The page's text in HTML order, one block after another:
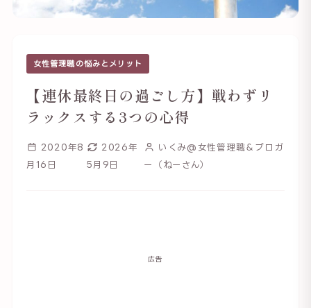
女性管理職の悩みとメリット
【連休最終日の過ごし方】戦わずリ
ラックスする3つの心得
2020年8
月16日
2026年
5月9日
いくみ@女性管理職＆ブロガ
ー（ねーさん）
広告